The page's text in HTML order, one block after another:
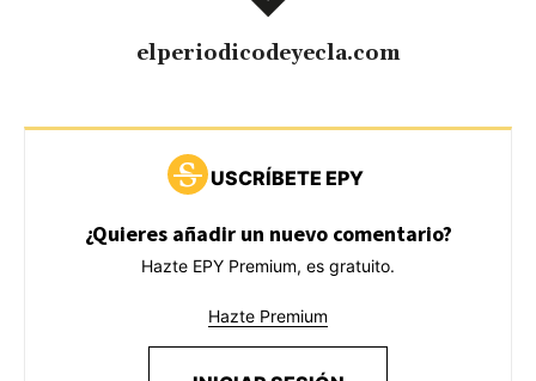
elperiodicodeyecla.com
USCRÍBETE EPY
¿Quieres añadir un nuevo comentario?
Hazte EPY Premium, es gratuito.
Hazte Premium